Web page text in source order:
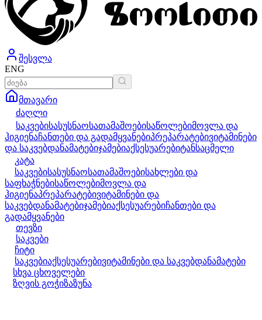
შესვლა
ENG
მთავარი
ძაღლი
საკვებისასუსნაოსათამაშოებისაწოლებიმოვლა და
ჰიგიენაჩანთები და გადამყვანებიპრეპარატებივიტამინები
და საკვებდანამატებიჯამებიაქსესუარებიტანსაცმელი
კატა
საკვებისასუსნაოსათამაშოებისახლები და
საფხაჭნებისაწოლებიმოვლა და
ჰიგიენაპრეპარატებივიტამინები და
საკვებდანამატებიჯამებიაქსესუარებიჩანთები და
გადამყვანები
თევზი
საკვები
ჩიტი
საკვებიაქსესუარებივიტამინები და საკვებდანამატები
სხვა ცხოველები
ზღვის გოჭიზაზუნა